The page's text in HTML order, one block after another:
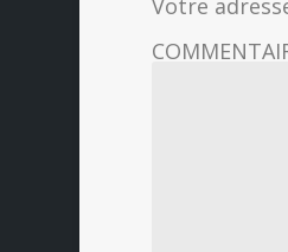
Votre